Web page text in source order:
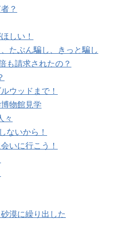
？
しい！
たぶん騙し、きっと騙し
も請求されたの？
ウッドまで！
物館見学
々
ないから！
いに行こう！
漠に繰り出した